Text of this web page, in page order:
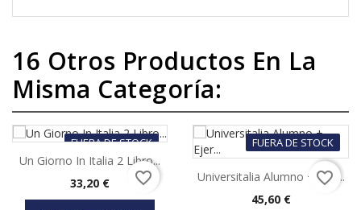
16 Otros Productos En La
Misma Categoría:
FUERA DE STOCK
Un Giorno In Italia 2 Libro...
Precio
33,20 € favorite_border
FUERA DE STOCK
Universitalia Alumno + Ejer...
Precio
45,60 €
favorite_border